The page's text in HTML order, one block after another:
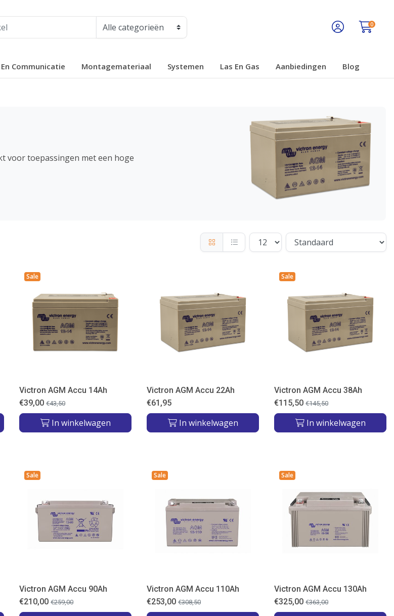
0
Communicatie Montagemateriaal Systemen Las En Gas Aanbiedingen Blog
voor toepassingen met een hoge
Sale
Victron AGM Accu 14Ah
€39,00 €43,50
In winkelwagen
Victron AGM Accu 22Ah
€61,95
In winkelwagen
Sale
Victron AGM Accu 38Ah
€115,50 €145,50
In winkelwagen
Sale
Victron AGM Accu 90Ah
€210,00 €259,00
Sale
Victron AGM Accu 110Ah
€253,00 €308,50
Sale
Victron AGM Accu 130Ah
€325,00 €363,00